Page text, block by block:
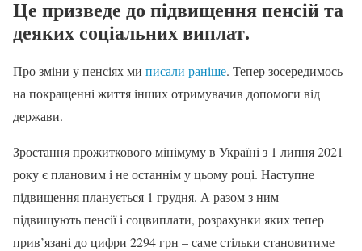
Це призведе до підвищення пенсій та
деяких соціальних виплат.
Про зміни у пенсіях ми писали раніше. Тепер зосередимось
на покращенні життя інших отримувачив допомоги від
держави.
Зростання прожиткового мінімуму в Україні з 1 липня 2021
року є плановим і не останнім у цьому році. Наступне
підвищення планується 1 грудня. А разом з ним
підвищують пенсії і соцвиплати, розрахунки яких тепер
прив’язані до цифри 2294 грн – саме стільки становитиме